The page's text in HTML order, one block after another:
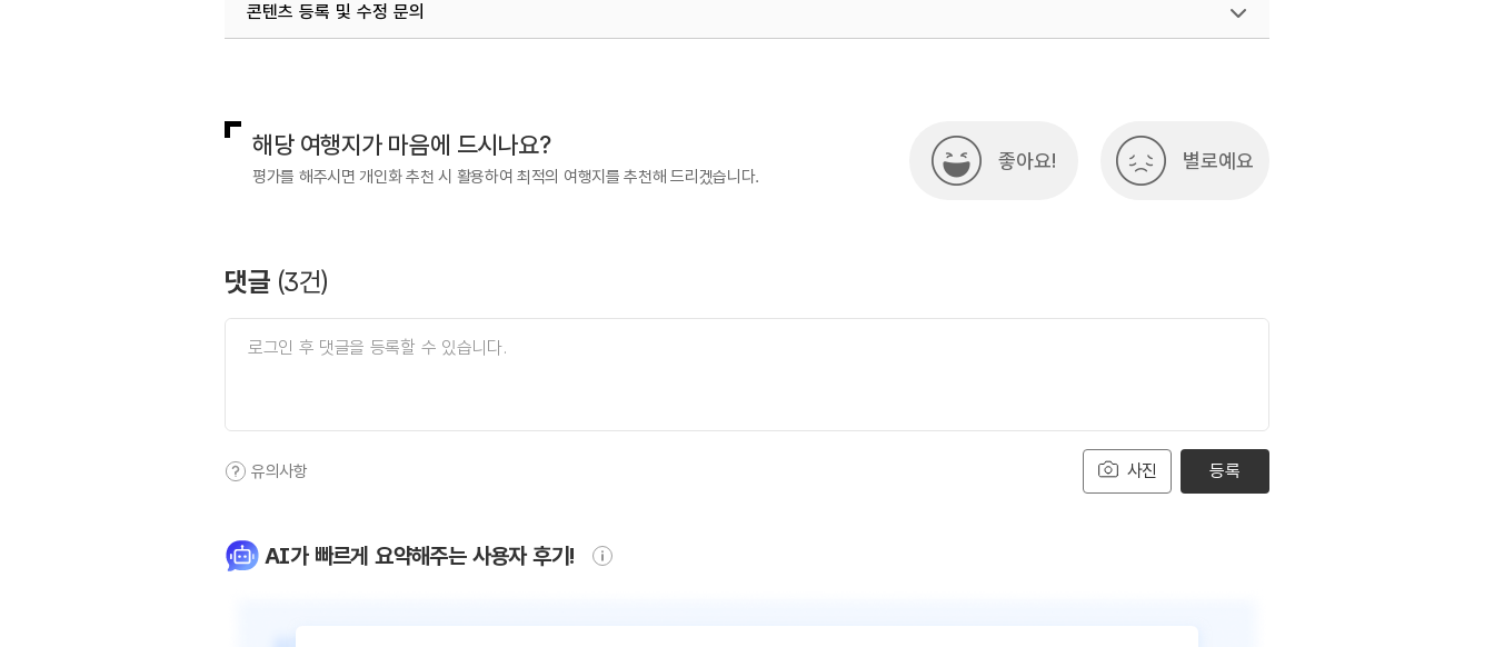
#휴식하기 #휴식하기좋은곳
콘텐츠 등록 및 수정 문의
해당 여행지가 마음에 드시나요?
평가를 해주시면 개인화 추천 시 활용하여 최적의 여행지를 추천해 드리겠습니다.
좋아요! 별로예요
댓글 (3건)
사진
유의사항 등록
AI가 빠르게 요약해주는 사용자 후기!